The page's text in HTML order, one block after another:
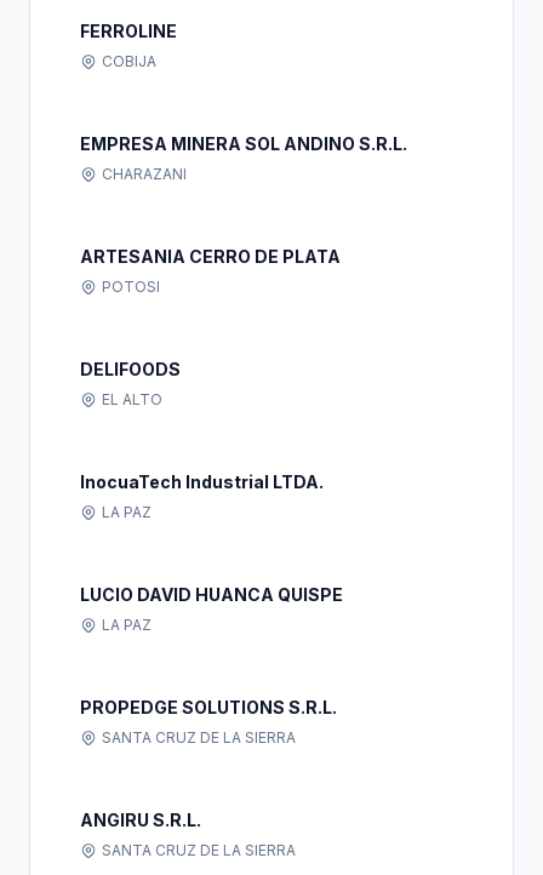
FERROLINE
COBIJA
EMPRESA MINERA SOL ANDINO S.R.L.
CHARAZANI
ARTESANIA CERRO DE PLATA
POTOSI
DELIFOODS
EL ALTO
InocuaTech Industrial LTDA.
LA PAZ
LUCIO DAVID HUANCA QUISPE
LA PAZ
PROPEDGE SOLUTIONS S.R.L.
SANTA CRUZ DE LA SIERRA
ANGIRU S.R.L.
SANTA CRUZ DE LA SIERRA